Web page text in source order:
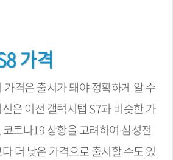
가격
격은 출시가 돼야 정확하게 알 수
은 이전 갤럭시탭 S7과 비슷한 가
로나19 상황을 고려하여 삼성전
더 낮은 가격으로 출시할 수도 있